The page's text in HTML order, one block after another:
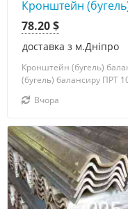
Кронштейн
доставка з м.Дніпро
78.20 $
Кронштейн (бугель)
(бугель) балансиру ПРТ
Вчора